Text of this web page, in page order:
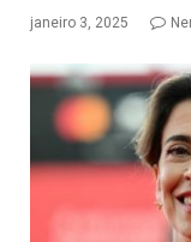
janeiro 3, 2025